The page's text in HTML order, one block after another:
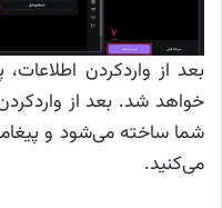
بعد از واردکردن اطلاعات،
خواهد شد. بعد از واردکردن
شما ساخته می‌شود و
می‌کنید.